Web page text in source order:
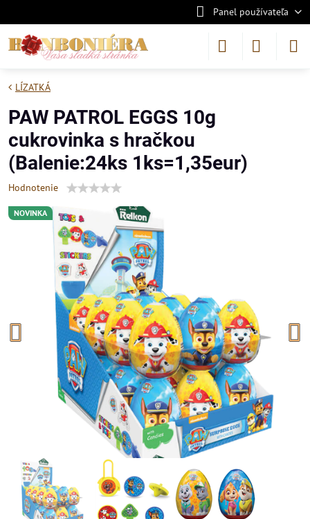
Panel používateľa
NOVINKA
LÍZATKÁ
PAW PATROL EGGS 10g
cukrovinka s hračkou
(Balenie:24ks 1ks=1,35eur)
Hodnotenie